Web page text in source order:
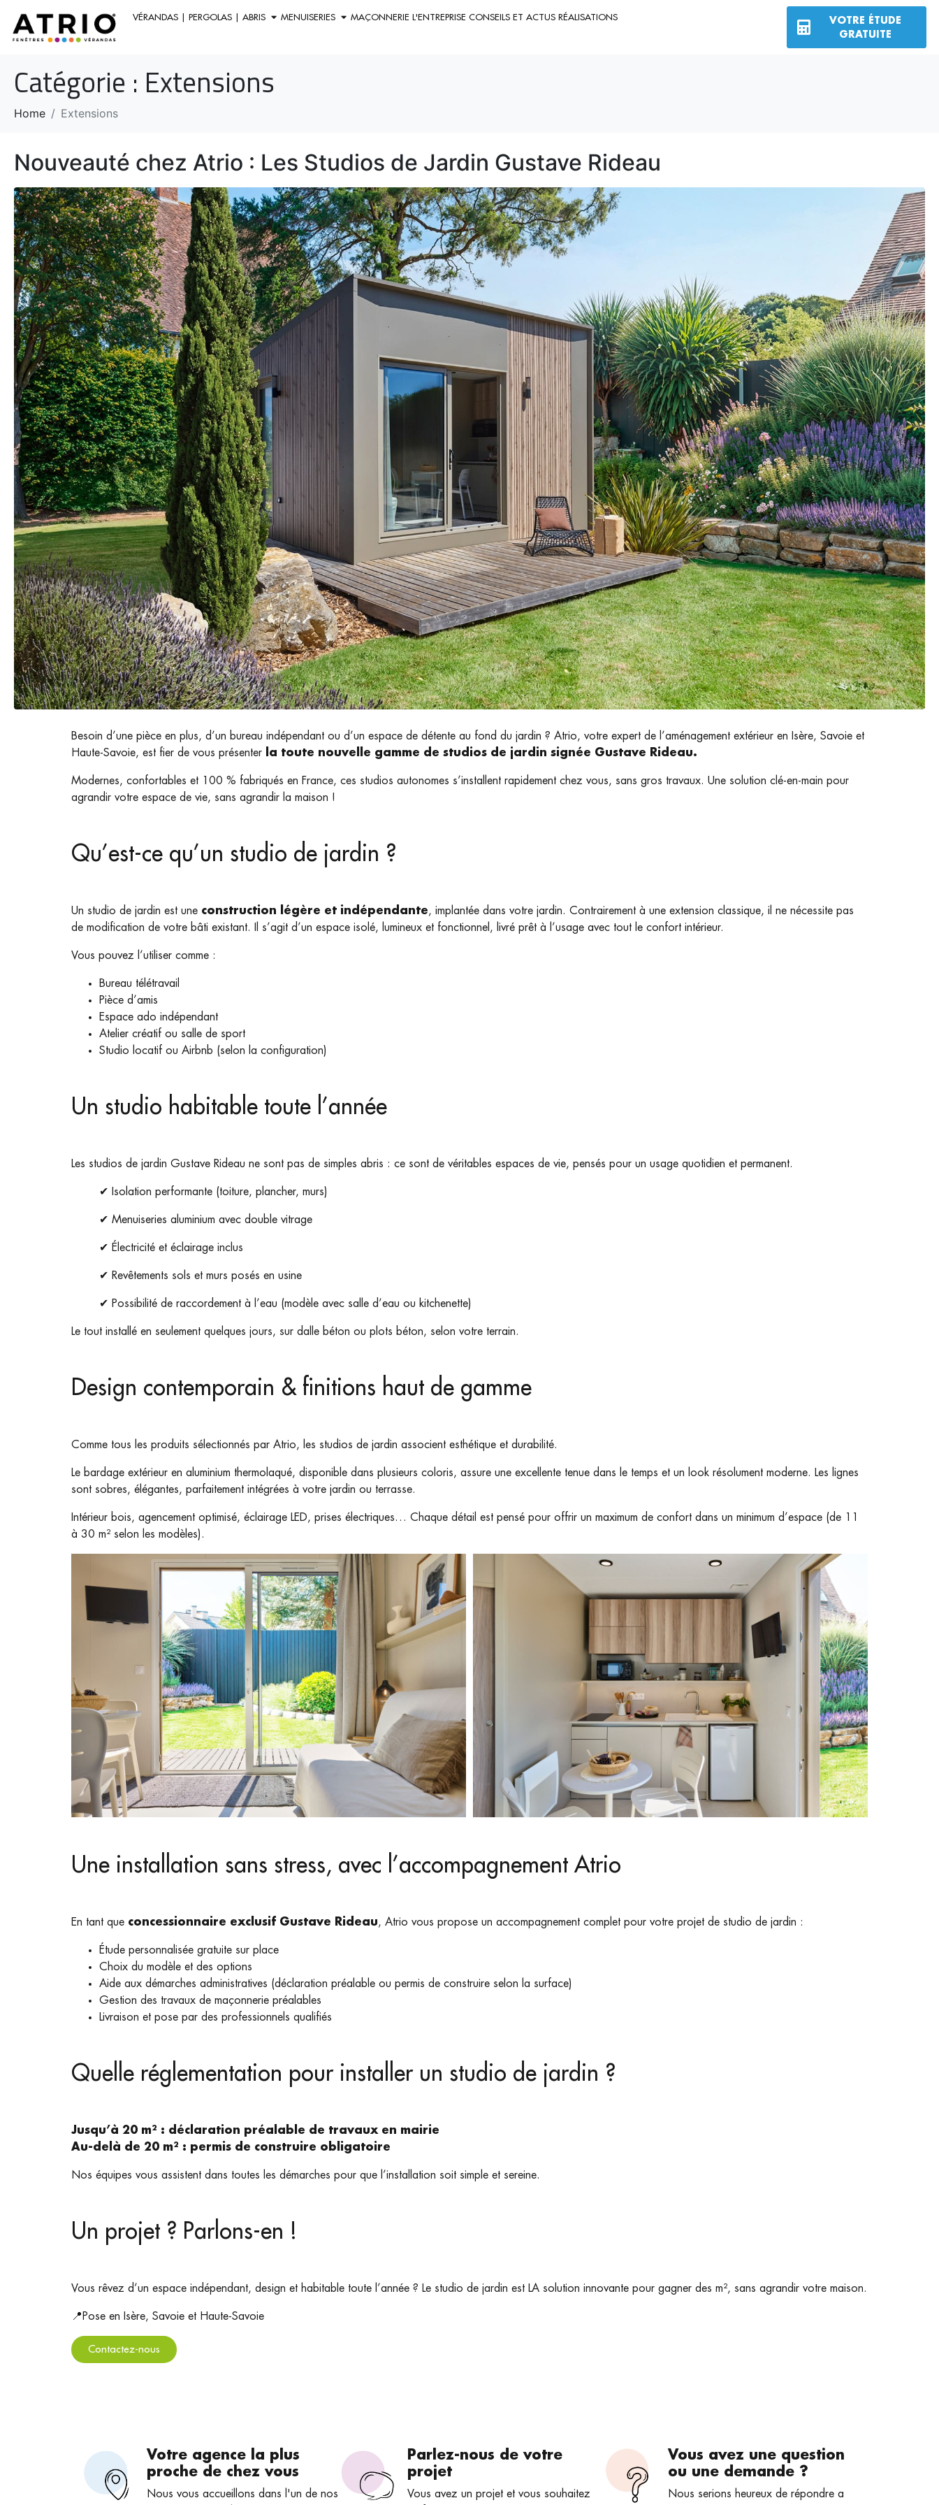
VÉRANDAS | PERGOLAS | ABRIS MENUISERIES MAÇONNERIE L'ENTREPRISE CONSEILS ET ACTUS RÉALISATIONS
VOTRE ÉTUDE
GRATUITE
Catégorie : Extensions
Home Extensions
Nouveauté chez Atrio : Les Studios de Jardin Gustave Rideau
Besoin d’une pièce en plus, d’un bureau indépendant ou d’un espace de détente au fond du jardin ? Atrio, votre expert de l’aménagement extérieur en Isère, Savoie et
Haute-Savoie, est fier de vous présenter la toute nouvelle gamme de studios de jardin signée Gustave Rideau.
Modernes, confortables et 100 % fabriqués en France, ces studios autonomes s’installent rapidement chez vous, sans gros travaux. Une solution clé-en-main pour
agrandir votre espace de vie, sans agrandir la maison !
Qu’est-ce qu’un studio de jardin ?
Un studio de jardin est une construction légère et indépendante, implantée dans votre jardin. Contrairement à une extension classique, il ne nécessite pas
de modification de votre bâti existant. Il s’agit d’un espace isolé, lumineux et fonctionnel, livré prêt à l’usage avec tout le confort intérieur.
Vous pouvez l’utiliser comme :
Bureau télétravail
Pièce d’amis
Espace ado indépendant
Atelier créatif ou salle de sport
Studio locatif ou Airbnb (selon la configuration)
Un studio habitable toute l’année
Les studios de jardin Gustave Rideau ne sont pas de simples abris : ce sont de véritables espaces de vie, pensés pour un usage quotidien et permanent.
✔ Isolation performante (toiture, plancher, murs)
✔ Menuiseries aluminium avec double vitrage
✔ Électricité et éclairage inclus
✔ Revêtements sols et murs posés en usine
✔ Possibilité de raccordement à l’eau (modèle avec salle d’eau ou kitchenette)
Le tout installé en seulement quelques jours, sur dalle béton ou plots béton, selon votre terrain.
Design contemporain & finitions haut de gamme
Comme tous les produits sélectionnés par Atrio, les studios de jardin associent esthétique et durabilité.
Le bardage extérieur en aluminium thermolaqué, disponible dans plusieurs coloris, assure une excellente tenue dans le temps et un look résolument moderne. Les lignes
sont sobres, élégantes, parfaitement intégrées à votre jardin ou terrasse.
Intérieur bois, agencement optimisé, éclairage LED, prises électriques… Chaque détail est pensé pour offrir un maximum de confort dans un minimum d’espace (de 11
à 30 m² selon les modèles).
Une installation sans stress, avec l’accompagnement Atrio
En tant que concessionnaire exclusif Gustave Rideau, Atrio vous propose un accompagnement complet pour votre projet de studio de jardin :
Étude personnalisée gratuite sur place
Choix du modèle et des options
Aide aux démarches administratives (déclaration préalable ou permis de construire selon la surface)
Gestion des travaux de maçonnerie préalables
Livraison et pose par des professionnels qualifiés
Quelle réglementation pour installer un studio de jardin ?
Jusqu’à 20 m² : déclaration préalable de travaux en mairie
Au-delà de 20 m² : permis de construire obligatoire
Nos équipes vous assistent dans toutes les démarches pour que l’installation soit simple et sereine.
Un projet ? Parlons-en !
Vous rêvez d’un espace indépendant, design et habitable toute l’année ? Le studio de jardin est LA solution innovante pour gagner des m², sans agrandir votre maison.
📍Pose en Isère, Savoie et Haute-Savoie
Contactez-nous
Votre agence la plus
proche de chez vous
Nous vous accueillons dans l'un de nos
Parlez-nous de votre
projet
Vous avez un projet et vous souhaitez
Vous avez une question
ou une demande ?
Nous serions heureux de répondre a